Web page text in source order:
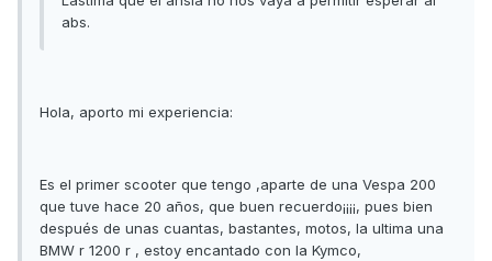
abs.
Hola, aporto mi experiencia:
Es el primer scooter que tengo ,aparte de una Vespa 200
que tuve hace 20 años, que buen recuerdo¡¡¡¡, pues bien
después de unas cuantas, bastantes, motos, la ultima una
BMW r 1200 r , estoy encantado con la Kymco,